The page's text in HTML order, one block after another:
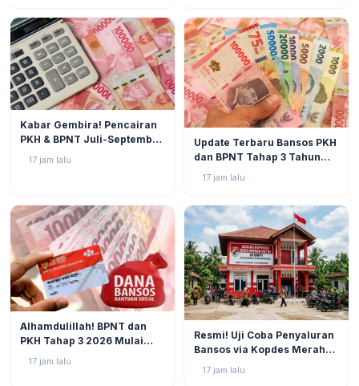
Kabar Gembira! Pencairan
PKH & BPNT Juli-September
2026 Kian Dekat, Status SPM
Muncul!
17 jam lalu
Update Terbaru Bansos PKH
dan BPNT Tahap 3 Tahun
Semakin Mendekati
17 jam lalu
Alhamdulillah! BPNT dan
PKH Tahap 3 2026 Mulai
Status Terbarunya di SIKS-
17 jam lalu
Resmi! Uji Coba Penyaluran
Bansos via Kopdes Merah
Putih Digelar Akhir Agustus
2026
17 jam lalu